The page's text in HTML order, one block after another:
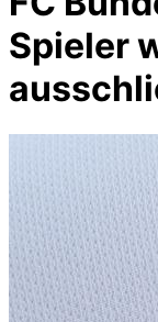
Spieler